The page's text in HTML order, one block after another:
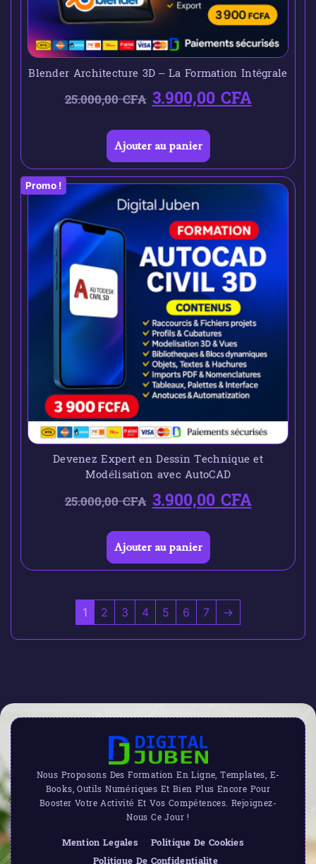
Blender Architecture 3D – La Formation Intégrale
25.000,00CFA 3.900,00CFA
Ajouter au panier
Promo !
Devenez Expert en Dessin Technique et
Modélisation avec AutoCAD
25.000,00CFA 3.900,00CFA
Ajouter au panier
1 2 3 4 5 6 7 →
Nous Proposons Des Formation En Ligne, Templates, E-
Books, Outils Numériques Et Bien Plus Encore Pour
Booster Votre Activité Et Vos Compétences. Rejoignez-
Nous Ce Jour !
Mention Legales
Politique De Cookies